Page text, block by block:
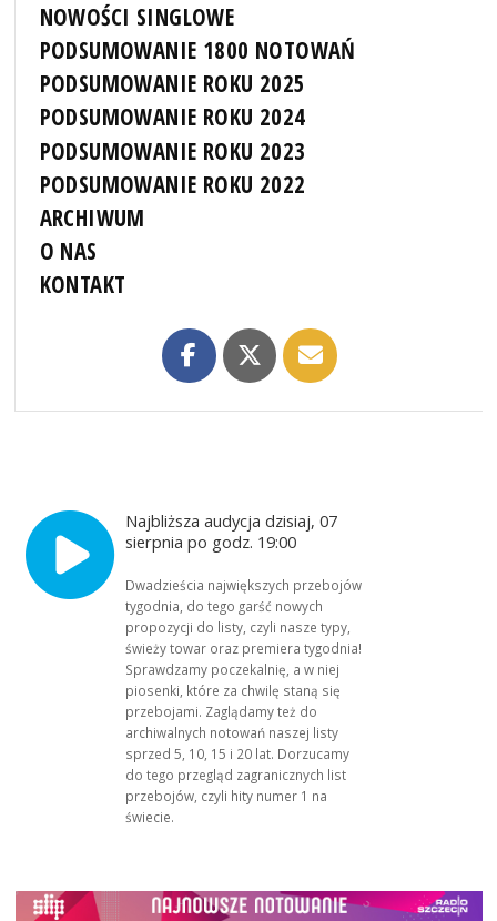
NOWOŚCI SINGLOWE
PODSUMOWANIE 1800 NOTOWAŃ
PODSUMOWANIE ROKU 2025
PODSUMOWANIE ROKU 2024
PODSUMOWANIE ROKU 2023
PODSUMOWANIE ROKU 2022
ARCHIWUM
O NAS
KONTAKT
Najbliższa audycja dzisiaj, 07
sierpnia po godz. 19:00
Dwadzieścia największych przebojów
tygodnia, do tego garść nowych
propozycji do listy, czyli nasze typy,
świeży towar oraz premiera tygodnia!
Sprawdzamy poczekalnię, a w niej
piosenki, które za chwilę staną się
przebojami. Zaglądamy też do
archiwalnych notowań naszej listy
sprzed 5, 10, 15 i 20 lat. Dorzucamy
do tego przegląd zagranicznych list
przebojów, czyli hity numer 1 na
świecie.